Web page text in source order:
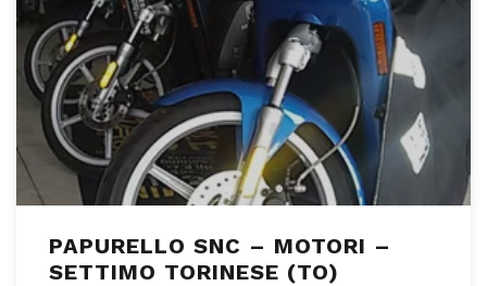
PAPURELLO SNC – MOTORI –
SETTIMO TORINESE (TO)